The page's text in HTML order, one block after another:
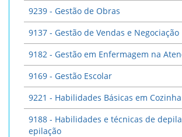
9239 - Gestão de Obras
9137 - Gestão de Vendas e Negociação
9182 - Gestão em Enfermagem na
9169 - Gestão Escolar
9221 - Habilidades Básicas em Cozinha
9188 - Habilidades e técnicas de
epilação